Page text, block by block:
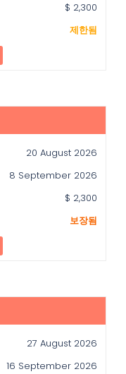
$ 2,300
제한됨
20 August 2026
8 September 2026
$ 2,300
보장됨
27 August 2026
16 September 2026